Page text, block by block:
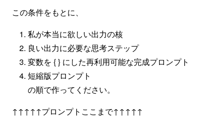
この条件をもとに、
私が本当に欲しい出力の核
良い出力に必要な思考ステップ
変数を { } にした再利用可能な完成プロンプト
短縮版プロンプト
の順で作ってください。
↑↑↑↑↑プロンプトここまで↑↑↑↑↑